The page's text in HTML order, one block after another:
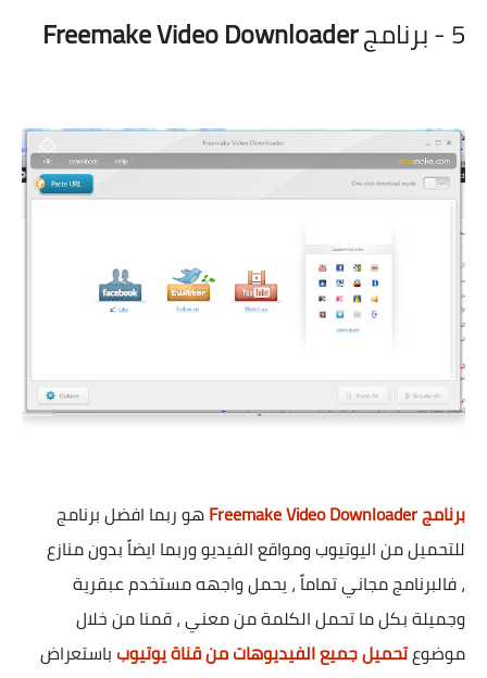
5 - برنامج Freemake Video Downloader
برنامج Freemake Video Downloader
هو ربما افضل برنامج
للتحميل من اليوتيوب ومواقع الفيديو وربما ايضاً بدون منازع
، فالبرنامج مجاني تماماً ، يحمل واجهه مستخدم عبقرية
وجميلة بكل ما تحمل الكلمة من معني ، قمنا من خلال
موضوعتحميل جميع الفيديوهات من قناة يوتيوبباستعراض